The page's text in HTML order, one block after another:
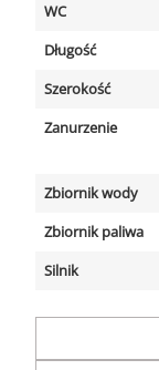
WC
Długość
Szerokość
Zanurzenie
Zbiornik wody
Zbiornik paliwa
Silnik